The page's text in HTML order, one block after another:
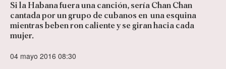
Si la Habana fuera una canción, sería Chan Chan
cantada por un grupo de cubanos en una esquina
mientras beben ron caliente y se giran hacia cada
mujer.
04 mayo 2016 08:30